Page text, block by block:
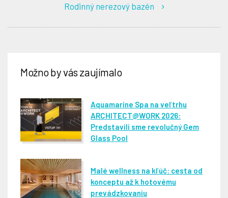
Rodinný nerezový bazén
Možno by vás zaujímalo
Aquamarine Spa na veľtrhu
ARCHITECT@WORK 2026:
Predstavili sme revolučný Gem
Glass Pool
Malé wellness na kľúč: cesta od
konceptu až k hotovému
prevádzkovaniu